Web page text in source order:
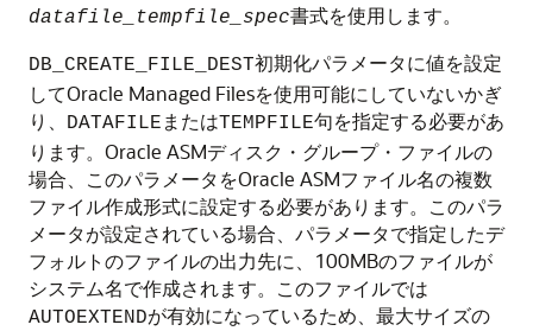
datafile_tempfile_spec書式を使用します。
DB_CREATE_FILE_DEST初期化パラメータに値を設定
してOracle Managed Filesを使用可能にしていないかぎ
り、
DATAFILE またはTEMPFILE句を指定する必要があ
ります。Oracle ASMディスク・グループ・ファイルの
場合、このパラメータをOracle ASMファイル名の複数
ファイル作成形式に設定する必要があります。このパラ
メータが設定されている場合、パラメータで指定したデ
フォルトのファイルの出力先に、100MBのファイルが
システム名で作成されます。このファイルでは
AUTOEXTENDが有効になっているため、最大サイズの